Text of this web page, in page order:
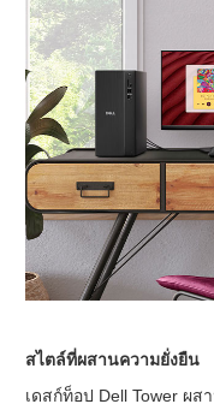
สไตล์ที่ผสานความยั่งยืน
เดสก์ท็อป Dell Tower ผส